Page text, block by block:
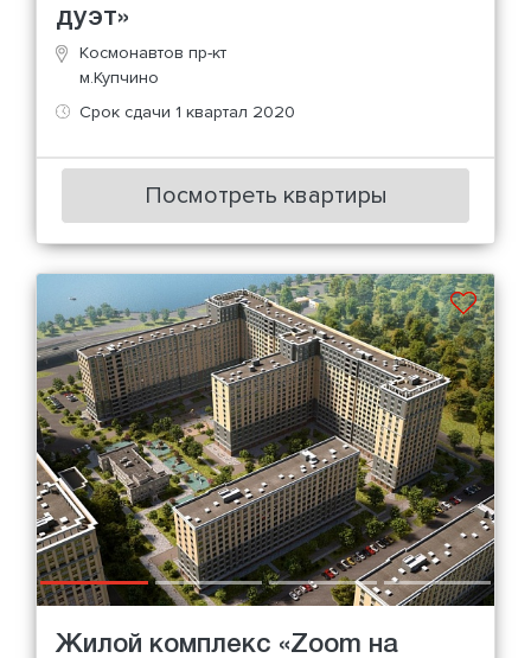
дуэт»
Космонавтов пр-кт
м.Купчино
Срок сдачи 1 квартал 2020
Посмотреть квартиры
Жилой комплекс «Zoom на